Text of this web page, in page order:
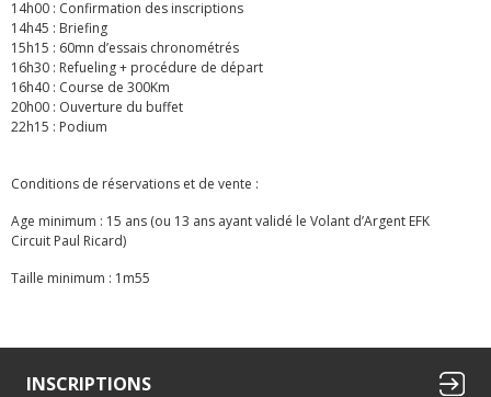
14h00 : Confirmation des inscriptions
14h45 : Briefing
15h15 : 60mn d’essais chronométrés
16h30 : Refueling + procédure de départ
16h40 : Course de 300Km
20h00 : Ouverture du buffet
22h15 : Podium
Conditions de réservations et de vente :
Age minimum : 15 ans (ou 13 ans ayant validé le Volant d’Argent EFK
Circuit Paul Ricard)
Taille minimum : 1m55
INSCRIPTIONS